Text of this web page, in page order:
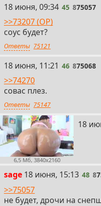
45
18 июня, 09:34 45 875057
>>73207 (OP)
соус будет?
Ответы 75121
46
18 июня, 11:21 46 875068
>>74270
совас плез.
Ответы 75147
6,5 Мб, 3840x2160
47
18
sage 48
18 июня, 15:13 48 8
>>75057
не будет, дрочи на